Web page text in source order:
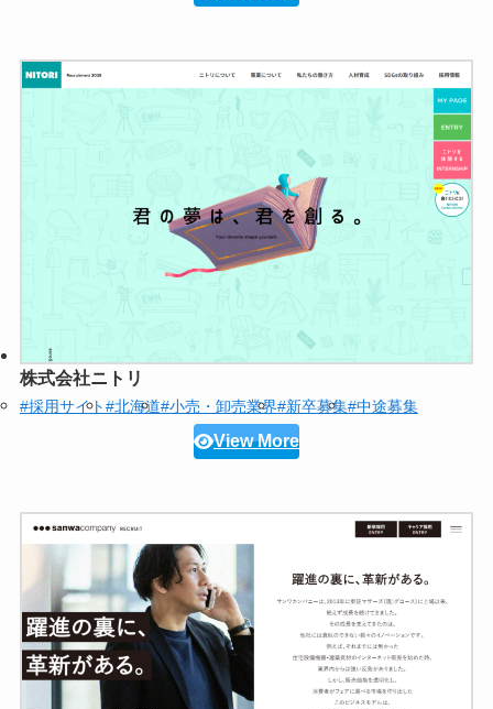
株式会社ニトリ
#採用サイト#北海道#小売・卸売業界#新卒募集#中途募集
View More